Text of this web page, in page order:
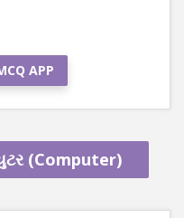
APP
(Computer)